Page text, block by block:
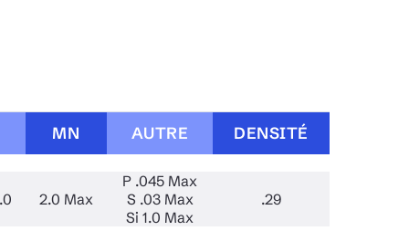
MN AUTRE DENSITÉ
2.0 Max
P .045 Max
S .03 Max
Si 1.0 Max
.29